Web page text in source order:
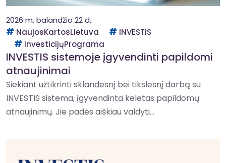
2026 m. balandžio 22 d.
NaujosKartosLietuva
INVESTIS
InvesticijųPrograma
INVESTIS sistemoje įgyvendinti papildomi
atnaujinimai
Siekiant užtikrinti sklandesnį bei tikslesnį darbą su
INVESTIS sistema, įgyvendinta keletas papildomų
atnaujinimų. Jie padės aiškiau valdyti...